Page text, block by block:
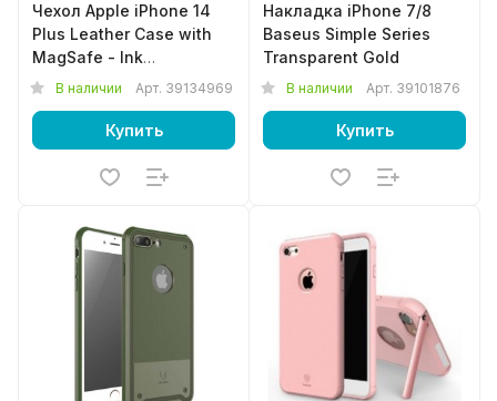
Чехол Apple iPhone 14
Plus Leather Case with
MagSafe - Ink
MPPC3ZM/A
В наличии Арт. 39134969
Купить
Накладка iPhone 7/8
Baseus Simple Series
Transparent Gold
В наличии Арт. 39101876
Купить